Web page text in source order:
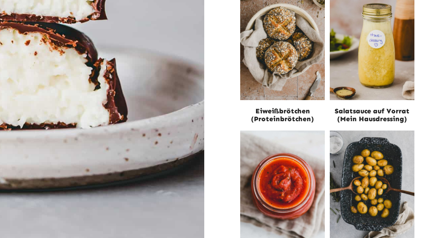
Eiweißbrötchen
(Proteinbrötchen)
Salatsauce auf Vorrat
(Mein Hausdressing)